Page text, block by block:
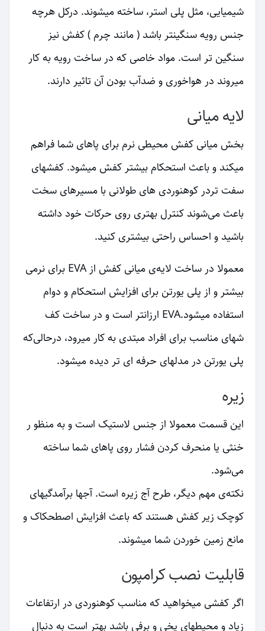
شیمیایی، مثل پلی استر، ساخته میشوند. درکل هرچه
جنس رویه سنگینتر باشد ( مانند چرم ) کفش نیز
سنگین تر است. مواد خاصی که در ساخت رویه به کار
میروند در هواخوری و ضدآب بودن آن تاثیر دارند.
لایه میانی
بخش میانی کفش محیطی نرم برای پاهای شما فراهم
میکند و باعث استحکام بیشتر کفش میشود. کفشهای
سفت تردر کوهنوردی های طولانی با مسیرهای سخت
باعث می‌شوند کنترل بهتری روی حرکات خود داشته
باشید و احساس راحتی بیشتری کنید.
معمولا در ساخت لایه‌ی میانی کفش از EVA برای نرمی
بیشتر و از پلی یورتن برای افزایش استحکام و دوام
استفاده میشود.EVA ارزانتر است و در ساخت کف
شهای مناسب برای افراد مبتدی به کار میرود، درحالی‌که
پلی یورتن در مدلهای حرفه ای تر دیده میشود.
زیره
این قسمت معمولا از جنس لاستیک است و به منظو ر
خنثی یا منحرف کردن فشار روی پاهای شما ساخته
می‌شود.
نکته‌ی مهم دیگر، طرح آج زیره است. آجها برآمدگیهای
کوچک زیر کفش هستند که باعث افزایش اصطحکاک و
مانع زمین خوردن شما میشوند.
قابلیت نصب کرامپون
اگر کفشی میخواهید که مناسب کوهنوردی در ارتفاعات
زیاد و محیطهای یخی و برفی باشد بهتر است به دنبال